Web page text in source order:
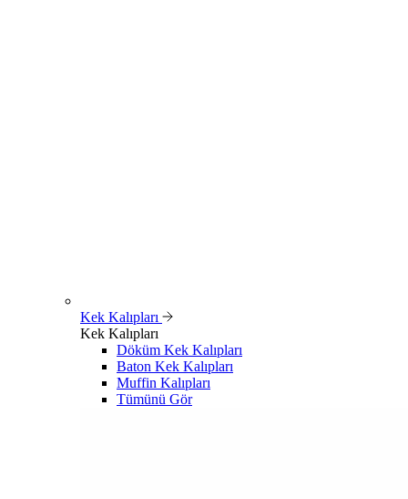
Kek Kalıpları
Kek Kalıpları
Döküm Kek Kalıpları
Baton Kek Kalıpları
Muffin Kalıpları
Tümünü Gör